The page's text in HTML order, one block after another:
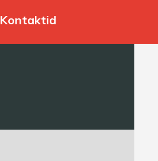
Kontaktid